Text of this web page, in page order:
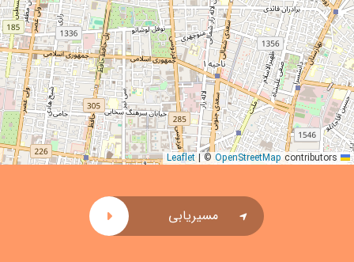
|© OpenStreetMapcontributors
مسیریابی